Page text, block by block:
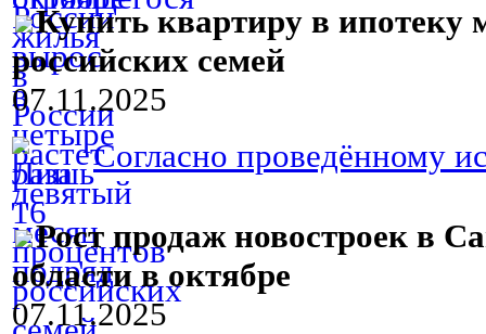
Купить квартиру в ипотеку
российских семей
07.11.2025
Согласно проведённому
Рост продаж новостроек в
области в октябре
07.11.2025